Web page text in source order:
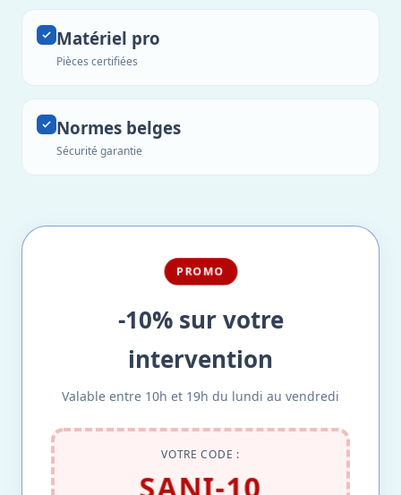
Matériel pro
Pièces certifiées
Normes belges
Sécurité garantie
PROMO
-10% sur votre
intervention
Valable entre 10h et 19h du lundi au vendredi
VOTRE CODE :